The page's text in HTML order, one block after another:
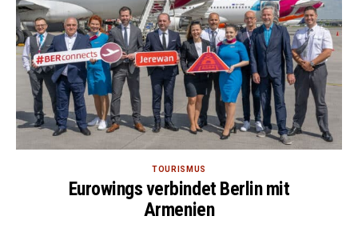
TOURISMUS
Eurowings verbindet Berlin mit
Armenien